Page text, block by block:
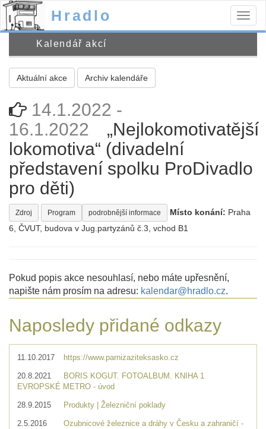
Hradlo
Kalendář akcí
Aktuální akce Archiv kalendáře
14.1.2022 -
16.1.2022
„Nejlokomotivatější
lokomotiva“ (divadelní
představení spolku ProDivadlo
pro děti)
Zdroj Program podrobnější informace Místo konání: Praha
6, ČVUT, budova v Jug.partyzánů č.3, vchod B1
Pokud popis akce nesouhlasí, nebo máte upřesnění,
napište nám prosím na adresu: kalendar@hradlo.cz.
Naposledy přidané odkazy
11.10.2017 https://www.parnizaziteksasko.cz
20.8.2021
BORIS KOGUT. FOTOALBUM. KNIHA 1
EVROPSKÉ METRO - úvod
28.9.2015 Produkty | Železniční poklady
2.5.2016
Ozubnicové železnice a dráhy v Česku a zahraničí -